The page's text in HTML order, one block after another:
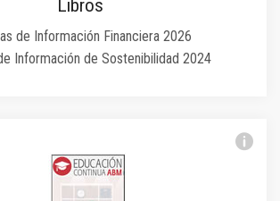
Libros
de Información Financiera 2026
Información de Sostenibilidad 2024